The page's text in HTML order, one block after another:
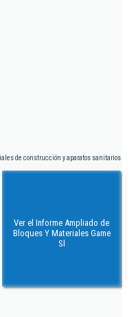
de construcción y aparatos sanitarios
Ver el Informe Ampliado de
Bloques Y Materiales Game
Sl